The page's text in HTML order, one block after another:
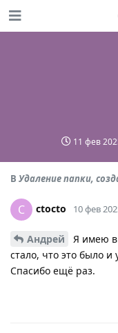
11 фев
В Удаление папки,
C ctocto 10 фев
Андрей
Я имею в
стало, что это было
Спасибо ещё раз.